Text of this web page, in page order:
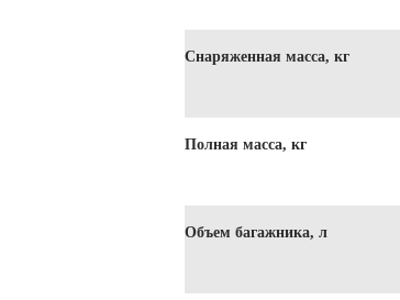
Снаряженная масса, кг
Полная масса, кг
Объем багажника, л